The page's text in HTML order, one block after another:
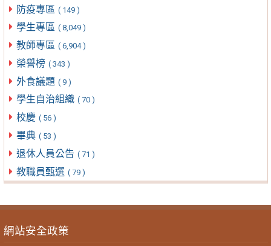
防疫專區 ( 149 )
學生專區 ( 8,049 )
教師專區 ( 6,904 )
榮譽榜 ( 343 )
外食議題 ( 9 )
學生自治組織 ( 70 )
校慶 ( 56 )
畢典 ( 53 )
退休人員公告 ( 71 )
教職員甄選 ( 79 )
網站安全政策